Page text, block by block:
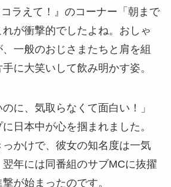
ラえて！』のコーナー「朝まで
が衝撃的でしたよね。おしゃ
一般のおじさまたちと肩を組
に大笑いして飲み明かす姿。
のに、気取らなくて面白い！」
日本中が心を掴まれました。
かけで、彼女の知名度は一気
年には同番組のサブMCに抜擢
が始まったのです。